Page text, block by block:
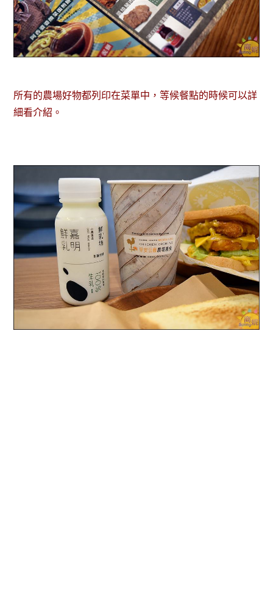
所有的農場好物都列印在菜單中，等候餐點的時候可以詳
細看介紹。